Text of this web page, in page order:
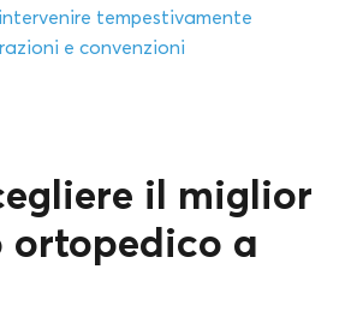
tempestivamente
e convenzioni
il miglior
ortopedico a